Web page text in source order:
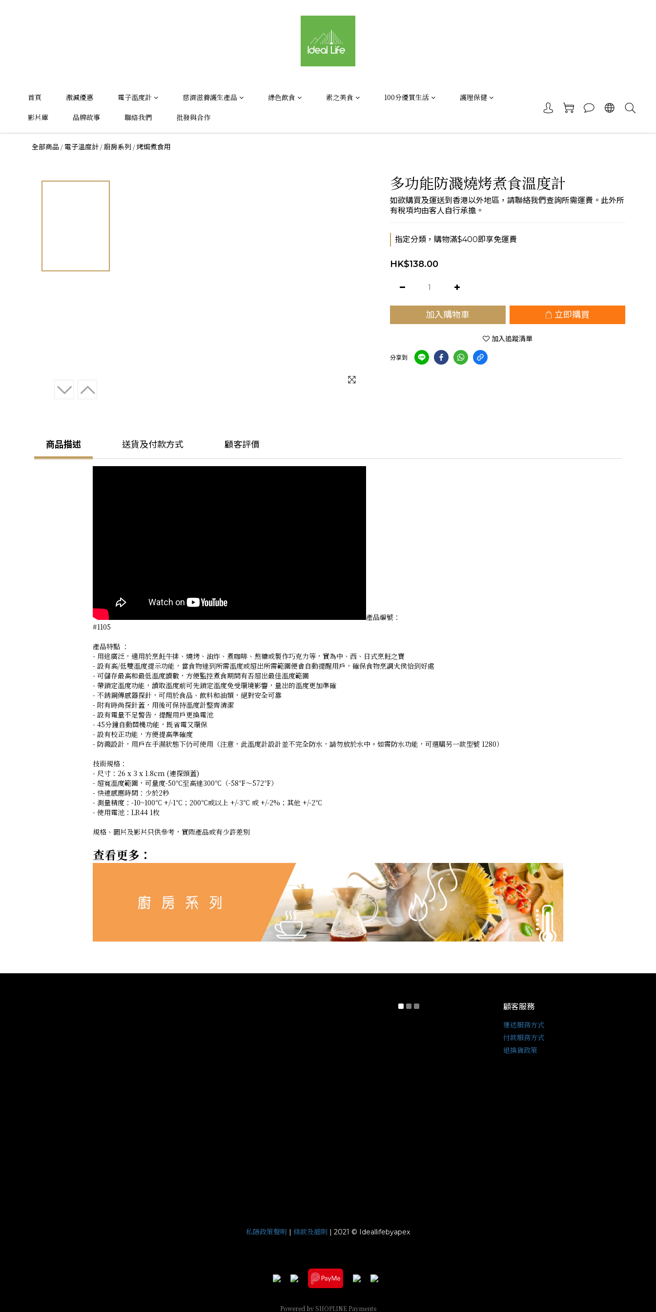
首頁 激減優惠 電子溫度計 慈濟滋養護生產品 綠色飲食 素之美食 100分優質生活 護理保健
影片庫 品牌故事 聯絡我們 批發與合作
全部商品 / 電子溫度計 /廚房系列 /烤焗煮食用
多功能防濺燒烤煮食溫度計
如欲購買及運送到香港以外地區，請聯絡我們查詢所需運費。此外所
有稅項均由客人自行承擔。
指定分類，購物滿$400即享免運費
HK$138.00
加入購物車 立即購買
加入追蹤清單
分享到
商品描述 送貨及付款方式 顧客評價
產品編號：
#1105
產品特點 ：
- 用途廣泛，適用於烹飪牛排、燒烤、油炸、煮咖啡、熬糖或製作巧克力等，實為中、西、日式烹飪之寶
- 設有高/低雙溫度提示功能，當食物達到所需溫度或超出所需範圍便會自動提醒用戶，確保食物烹調火侯恰到好處
- 可儲存最高和最低溫度讀數，方便監控煮食期間有否超出最佳溫度範圍
- 帶鎖定溫度功能，讀取溫度前可先鎖定溫度免受環境影響，量出的溫度更加準確
- 不銹鋼傳感器探針，可用於食品、飲料和油類，絕對安全可靠
- 附有時尚探針蓋，用後可保持溫度計整齊清潔
- 設有電量不足警告，提醒用戶更換電池
- 45分鐘自動關機功能，既省電又環保
- 設有校正功能，方便提高準確度
- 防濺設計，用戶在手濕狀態下仍可使用（注意，此溫度計設計並不完全防水，請勿放於水中。如需防水功能，可選購另一款型號 1280）
技術規格：
- 尺寸：26 x 3 x 1.8cm (連探頭蓋)
- 超寬溫度範圍，可量度-50℃至高達300℃（-58℉〜572℉）
- 快速感應時間：少於2秒
- 測量精度：-10~100℃ +/-1℃；200℃或以上 +/-3℃ 或 +/-2%；其他 +/-2℃
- 使用電池：LR44 1枚
規格、圖片及影片只供參考，實際產品或有少許差別
查看更多：
顧客服務
運送服務方式
付款服務方式
退換貨政策
私隱政策聲明 | 條款及細則 | 2021 © Ideallifebyapex
Powered by SHOPLINE Payments